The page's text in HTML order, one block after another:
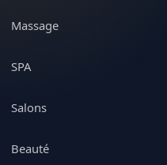
Massage
SPA
Salons
Beauté